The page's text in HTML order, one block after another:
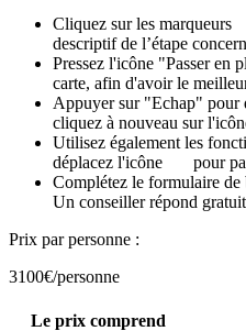
Cliquez sur les marqueurs
descriptif de l’étape
Pressez l'icône "Passer en
carte, afin d'avoir le
Appuyer sur "Echap" pour
cliquez à nouveau sur
Utilisez également les
déplacez l'icône
pour
Complétez le formulaire de
Un conseiller répond
Prix par personne :
3100€/personne
Le prix comprend